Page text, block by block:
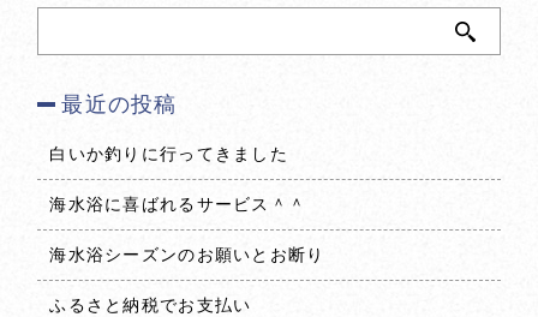
最近の投稿
白いか釣りに行ってきました
海水浴に喜ばれるサービス＾＾
海水浴シーズンのお願いとお断り
ふるさと納税でお支払い